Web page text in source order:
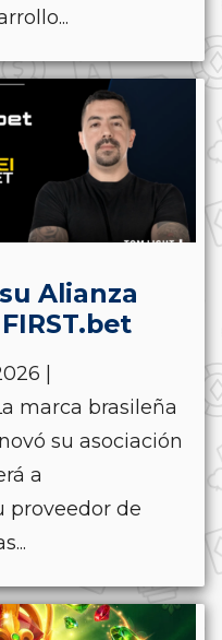
Alianza
|
marca brasileña
su asociación
a
proveedor de